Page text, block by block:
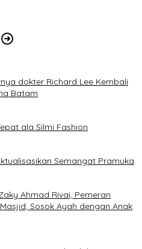
dokter Richard Lee Kembali
Batam
ala Silmi Fashion
Semangat Pramuka
Ahmad Rivai, Pemeran
Sosok Ayah dengan Anak